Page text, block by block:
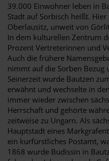
39.000 Einwohner leben in
Stadt auf Sorbisch heißt.
Oberlausitz, unweit von
In dem kulturellen Zentrum
Prozent Vertreterinnen und
Auch die frühere
nimmt auf die Sorben Bezug
Seinerzeit wurde Bautzen
erwähnt und wechselte in
immer wieder zwischen
Herrschaft und gehörte
zeitweise zu Ungarn. Als
Hauptstadt eines
ein kurfürstliches Postamt,
1868 wurde Budissin in